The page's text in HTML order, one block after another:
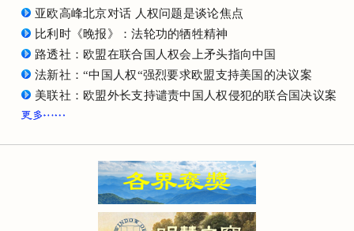
亚欧高峰北京对话 人权问题是谈论焦点
比利时《晚报》：法轮功的牺牲精神
路透社：欧盟在联合国人权会上矛头指向中国
法新社：“中国人权“强烈要求欧盟支持美国的决议案
美联社：欧盟外长支持谴责中国人权侵犯的联合国决议案